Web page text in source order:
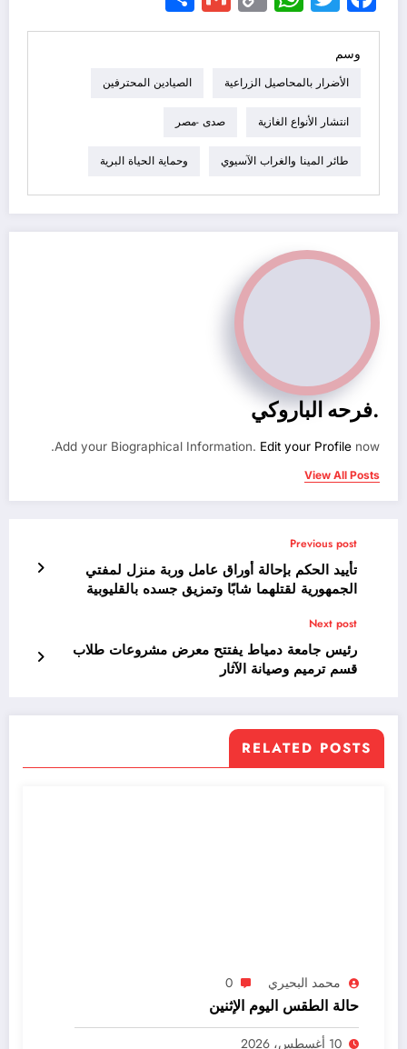
Link
وسم
الأضرار بالمحاصيل الزراعية الصيادين المحترفين
انتشار الأنواع الغازية صدى -مصر
طائر المينا والغراب الآسيوي وحماية الحياة البرية
.فرحه الباروكي
Add your Biographical Information. Edit your Profile now.
View All Posts
Previous post
تأييد الحكم بإحالة أوراق عامل وربة منزل لمفتي
الجمهورية لقتلهما شابًا وتمزيق جسده بالقليوبية
Next post
رئيس جامعة دمياط يفتتح معرض مشروعات طلاب
قسم ترميم وصيانة الآثار
RELATED POSTS
محمد البحيري 0
حالة الطقس اليوم الإثنين
10 أغسطس، 2026